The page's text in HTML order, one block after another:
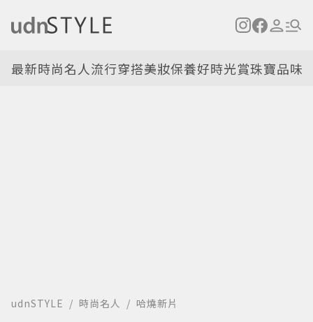
最新時尚名人流行穿搭美妝保養好時光賞珠寶品味
udnSTYLE 時尚名人 哈燒新片